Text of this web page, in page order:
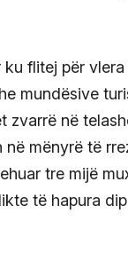
flitej për
mundësive
zvarrë në
mënyrë të
tre mijë
të hapura